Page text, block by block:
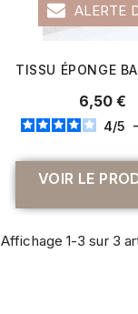
ALERTE
TISSU ÉPONGE
6,50 €
4/5 -
VOIR LE
Affichage 1-3 sur 3